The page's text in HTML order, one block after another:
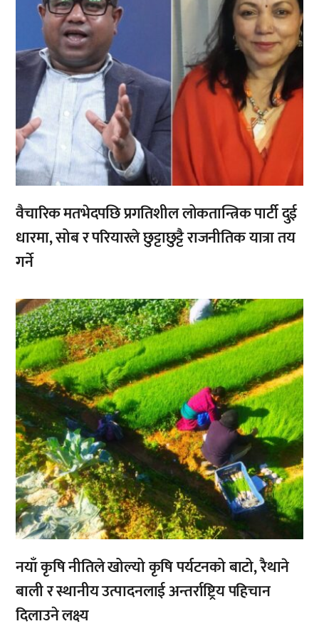
वैचारिक मतभेदपछि प्रगतिशील लोकतान्त्रिक पार्टी दुई
धारमा, सोब र परियारले छुट्टाछुट्टै राजनीतिक यात्रा तय
गर्ने
,
नयाँ कृषि नीतिले खोल्यो कृषि पर्यटनको बाटो, रैथाने
बाली र स्थानीय उत्पादनलाई अन्तर्राष्ट्रिय पहिचान
दिलाउने लक्ष्य